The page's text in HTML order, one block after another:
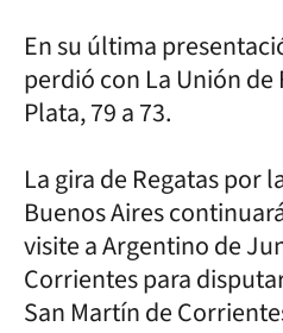
En su última
perdió con La Unión
Plata, 79 a 73.
La gira de Regatas por
Buenos Aires
visite a Argentino de
Corrientes para
San Martín de